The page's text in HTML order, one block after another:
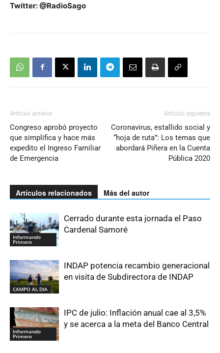
Twitter: @RadioSago
Artículo anterior
Congreso aprobó proyecto
que simplifica y hace más
expedito el Ingreso Familiar
de Emergencia
Artículo siguiente
Coronavirus, estallido social y
“hoja de ruta”: Los temas que
abordará Piñera en la Cuenta
Pública 2020
Artículos relacionados Más del autor
Informando
Primero
Cerrado durante esta jornada el Paso
Cardenal Samoré
CAMPO AL DIA
INDAP potencia recambio generacional
en visita de Subdirectora de INDAP
Informando
Primero
IPC de julio: Inflación anual cae al 3,5%
y se acerca a la meta del Banco Central